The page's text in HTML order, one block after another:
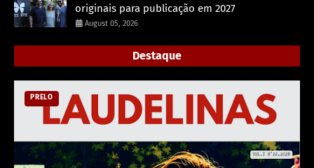
originais para publicação em 2027
August 05, 2026
Destaque
PRELO